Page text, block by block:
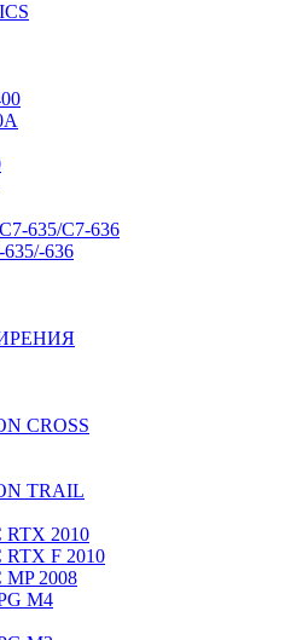
635/C7-636
636
CROSS
TRAIL
2010
F 2010
2008
M4